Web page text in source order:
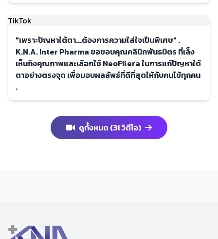
TikTok
"เพราะปัญหาใต้ตา...ต้องการความใส่ใจเป็นพิเศษ" .
K.N.A. Inter Pharma ขอขอบคุณคลินิกพันธมิตร ที่เล็ง
เห็นถึงคุณภาพและเลือกใช้ NeoFilera ในการแก้ปัญหาใต้
ตาอย่างตรงจุด เพื่อมอบผลลัพธ์ที่ดีที่สุดให้กับคนไข้ทุกคน
.
ดูทั้งหมด (31 วิดีโอ)